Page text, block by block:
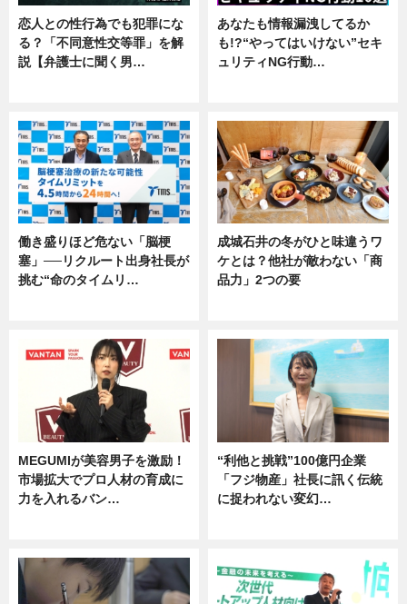
恋人との性行為でも犯罪にな
る？「不同意性交等罪」を解
説【弁護士に聞く男…
あなたも情報漏洩してるか
も!?“やってはいけない”セキ
ュリティNG行動…
働き盛りほど危ない「脳梗
塞」──リクルート出身社長が
挑む“命のタイムリ…
成城石井の冬がひと味違うワ
ケとは？他社が敵わない「商
品力」2つの要
MEGUMIが美容男子を激励！
市場拡大でプロ人材の育成に
力を入れるバン…
“利他と挑戦”100億円企業
「フジ物産」社長に訊く伝統
に捉われない変幻…